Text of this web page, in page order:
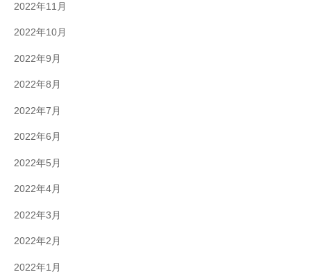
2022年11月
2022年10月
2022年9月
2022年8月
2022年7月
2022年6月
2022年5月
2022年4月
2022年3月
2022年2月
2022年1月